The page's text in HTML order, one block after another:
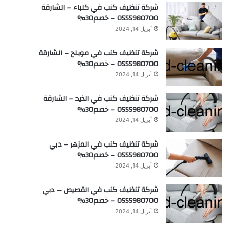
شركة تنظيف كنب في كلباء – الشارقة
0555980700 – خصم30%
أبريل 14, 2024
شركة تنظيف كنب في مويلح – الشارقة
0555980700 – خصم30%
أبريل 14, 2024
شركة تنظيف كنب في الذيد – الشارقة
0555980700 – خصم30%
أبريل 14, 2024
شركة تنظيف كنب في المزهر – دبي
0555980700 – خصم30%
أبريل 14, 2024
شركة تنظيف كنب في القصيص – دبي
0555980700 – خصم30%
أبريل 14, 2024